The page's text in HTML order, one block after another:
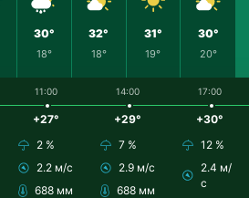
30°
18°
32°
18°
31°
19°
30°
20°
11:00
+27°
2 %
2.2 м/с
688 мм
14:00
+29°
7 %
2.9 м/с
688 мм
17:00
+30°
12 %
2.4 м/
с